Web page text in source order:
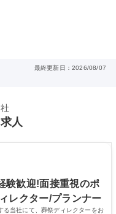
最終更新日：2026/08/07
人
験歓迎!面接重視のポ
レクター/プランナー
る当社にて、葬祭ディレクターをお